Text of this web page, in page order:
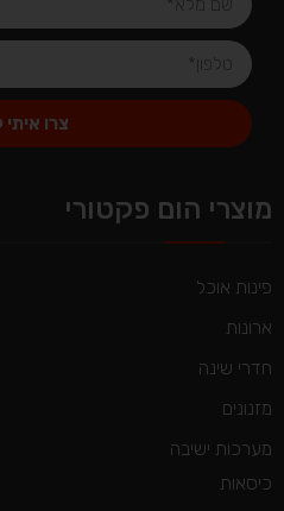
צרו
מוצרי הום פקטורי
פינות אוכל
ארונות
חדרי שינה
מזנונים
מערכות ישיבה
כיסאות